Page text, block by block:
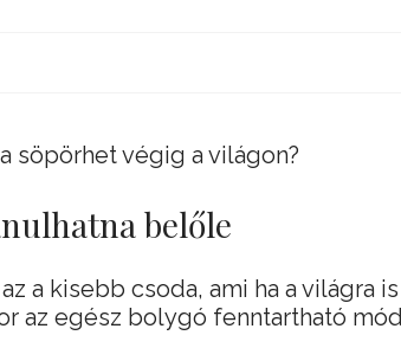
söpörhet végig a világon?
belőle
a kisebb csoda, ami ha a világra
az egész bolygó fenntartható